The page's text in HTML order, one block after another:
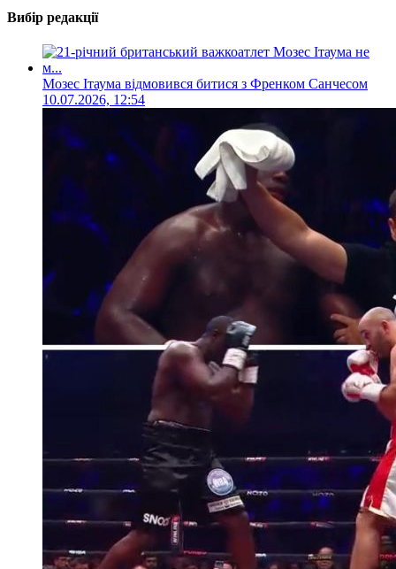
Вибір редакції
Мозес Ітаума відмовився битися з Френком Санчесом
10.07.2026, 12:54